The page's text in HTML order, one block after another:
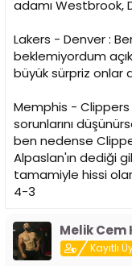
adamı Westbrook,
Lakers - Denver :
beklemiyordum
büyük sürpriz onlar
Memphis -
sorunlarını
ben nedense
Alpaslan'ın dediği
tamamiyle hissi
4-3
Melik Cem
Kayıtlı